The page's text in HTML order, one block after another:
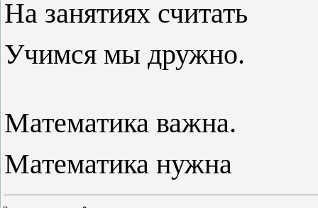
На занятиях считать
Учимся мы дружно.
Математика важна.
Математика нужна